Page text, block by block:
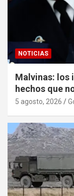
NOTICIAS
Malvinas: los
hechos que
5 agosto, 2026